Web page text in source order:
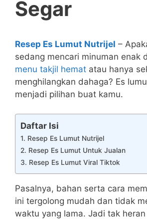
Segar
Resep Es Lumut Nutrijel –
sedang mencari minuman enak
menu takjil hemat atau hanya
menghilangkan dahaga? Es
menjadi pilihan buat kamu.
Daftar Isi
1. Resep Es Lumut Nutrijel
2. Resep Es Lumut Untuk Jualan
3. Resep Es Lumut Viral Tiktok
Pasalnya, bahan serta cara
ini tergolong mudah dan tidak
waktu yang lama. Jadi tak